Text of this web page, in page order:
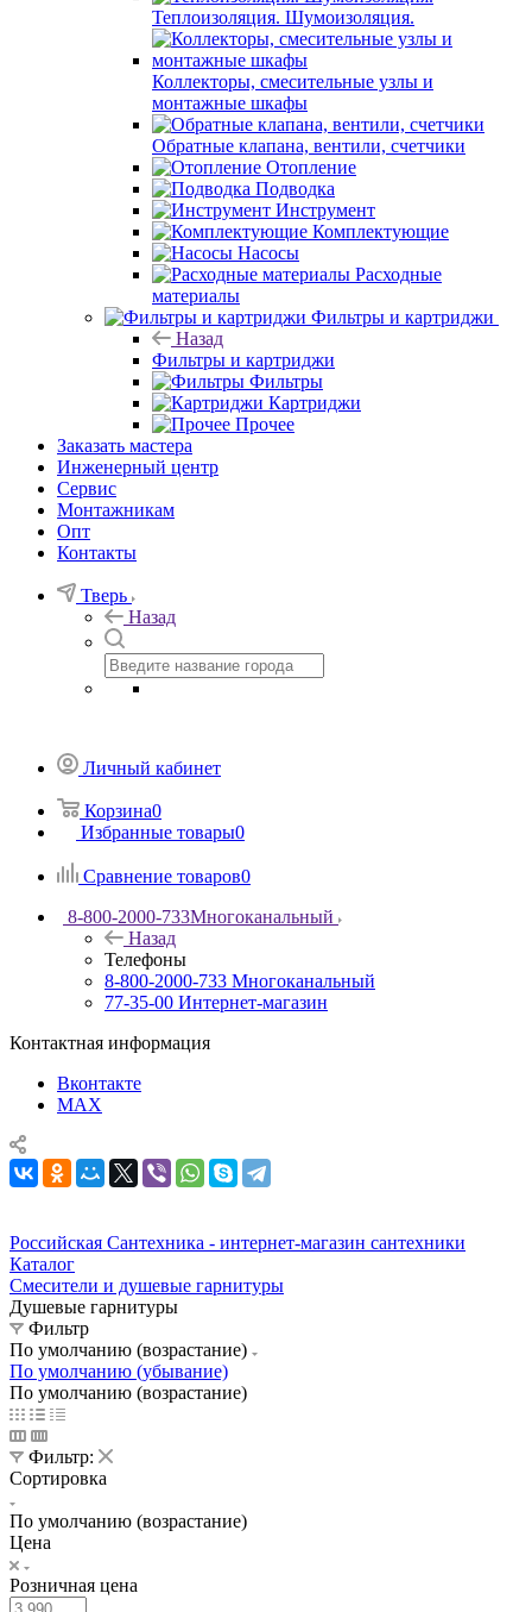
Теплоизоляция. Шумоизоляция.
Коллекторы, смесительные узлы и
монтажные шкафы
Обратные клапана, вентили, счетчики
Отопление
Подводка
Инструмент
Комплектующие
Насосы
Расходные
материалы
Фильтры и картриджи
Назад
Фильтры и картриджи
Фильтры
Картриджи
Прочее
Заказать мастера
Инженерный центр
Сервис
Монтажникам
Опт
Контакты
Тверь
Назад
Личный кабинет
Корзина0
Избранные товары0
Сравнение товаров0
8-800-2000-733Многоканальный
Назад
Телефоны
8-800-2000-733 Многоканальный
77-35-00 Интернет-магазин
Контактная информация
Вконтакте
MAX
Российская Сантехника - интернет-магазин сантехники
Каталог
Смесители и душевые гарнитуры
Душевые гарнитуры
Фильтр
По умолчанию (возрастание)
По умолчанию (убывание)
По умолчанию (возрастание)
Фильтр:
Сортировка
По умолчанию (возрастание)
Цена
Розничная цена